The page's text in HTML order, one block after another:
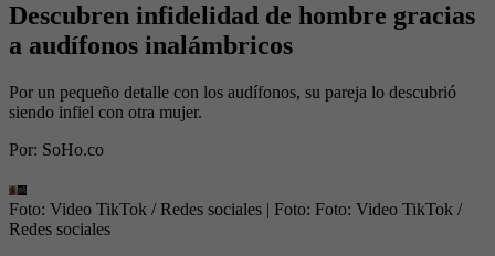
Descubren infidelidad de hombre gracias
a audífonos inalámbricos
Por un pequeño detalle con los audífonos, su pareja lo descubrió
siendo infiel con otra mujer.
Por: SoHo.co
Foto: Video TikTok / Redes sociales | Foto: Foto: Video TikTok /
Redes sociales